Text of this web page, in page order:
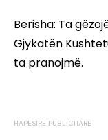
Berisha: Ta
Gjykatën
ta pranojmë.